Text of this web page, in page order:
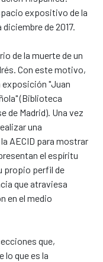
expositivo de la
de 2017.
de la muerte de un
Con este motivo,
exposición "Juan
(Biblioteca
de Madrid). Una vez
una
AECID para mostrar
el espíritu
propio perfil de
que atraviesa
en el medio
que,
lo que es la